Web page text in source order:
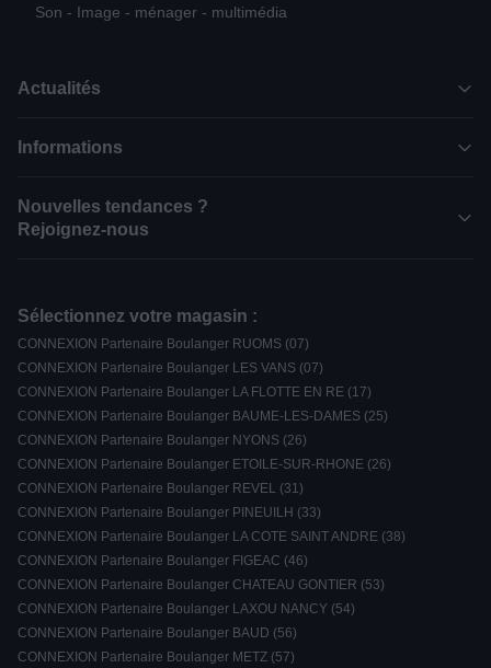
Son - Image - ménager - multimédia
Actualités
Informations
Nouvelles tendances ?
Rejoignez-nous
Sélectionnez votre magasin :
CONNEXION Partenaire Boulanger RUOMS (07)
CONNEXION Partenaire Boulanger LES VANS (07)
CONNEXION Partenaire Boulanger LA FLOTTE EN RE (17)
CONNEXION Partenaire Boulanger BAUME-LES-DAMES (25)
CONNEXION Partenaire Boulanger NYONS (26)
CONNEXION Partenaire Boulanger ETOILE-SUR-RHONE (26)
CONNEXION Partenaire Boulanger REVEL (31)
CONNEXION Partenaire Boulanger PINEUILH (33)
CONNEXION Partenaire Boulanger LA COTE SAINT ANDRE (38)
CONNEXION Partenaire Boulanger FIGEAC (46)
CONNEXION Partenaire Boulanger CHATEAU GONTIER (53)
CONNEXION Partenaire Boulanger LAXOU NANCY (54)
CONNEXION Partenaire Boulanger BAUD (56)
CONNEXION Partenaire Boulanger METZ (57)